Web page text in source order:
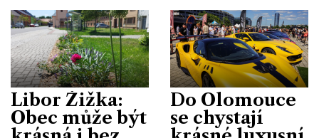
Libor Žižka:
Obec může být
Do Olomouce
se chystají